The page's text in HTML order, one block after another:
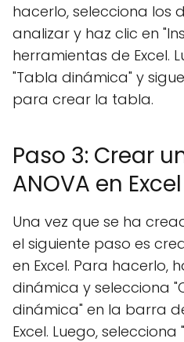
hacerlo, selecciona los
analizar y haz clic en
herramientas de Excel.
"Tabla dinámica" y
para crear la tabla.
Paso 3: Crear
ANOVA en Excel
Una vez que se ha
el siguiente paso es
en Excel. Para hacerlo,
dinámica y selecciona
dinámica" en la barra
Excel. Luego,